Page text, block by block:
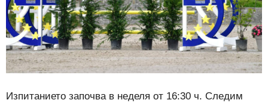
Изпитанието започва в неделя от 16:30 ч. Следим